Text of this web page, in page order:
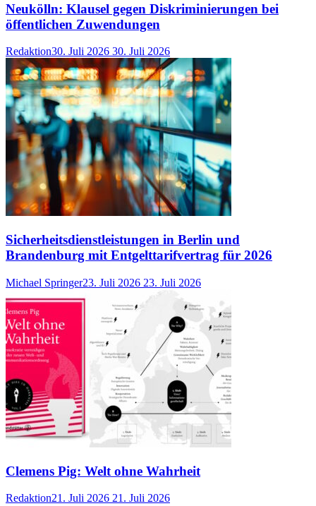
Neukölln: Klausel gegen Diskriminierungen bei
öffentlichen Zuwendungen
Redaktion30. Juli 2026 30. Juli 2026
Sicherheitsdienstleistungen in Berlin und
Brandenburg mit Entgelttarifvertrag für 2026
Michael Springer23. Juli 2026 23. Juli 2026
Clemens Pig: Welt ohne Wahrheit
Redaktion21. Juli 2026 21. Juli 2026